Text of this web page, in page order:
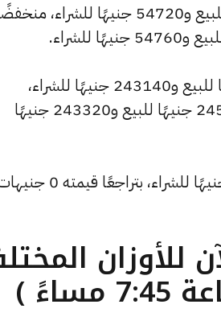
وسجل سعر الجنيه الذهب انخفاضًا ليصل إلى 55120 جنيهًا للبيع و54720 جنيهًا للشراء،
كما شهد سعر الأونصة بالجنيه انخفاضًا ليصبح 244920 جنيهًا للبيع و243140 جنيهًا للشراء،
بانخفاض قدره 180 جنيهات عن السعر السابق الذي بلغ 245095 جنيهًا للبيع و243320 جنيهًا
وانخفض سعر دولار الصاغة ليصل إلى 53.43 جنيهًا للبيع و0
سعر الذهب عيار 21 الآن للأوزان